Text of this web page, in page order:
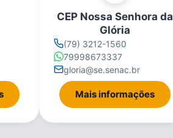
CEP Nossa Senhora da
Glória
(79) 3212-1560
79998673337
gloria@se.senac.br
Mais informações